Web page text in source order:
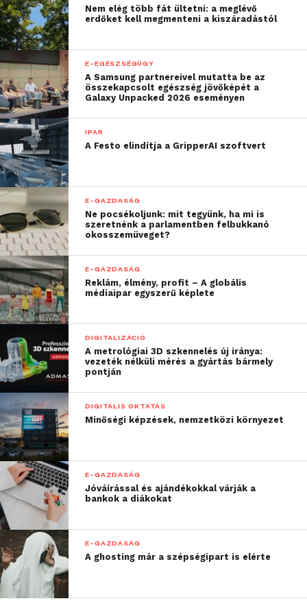
hőszivattyúkat, aminek köszönhetően pontos képet
lehet alkotni a helyi, kisfeszültségű hálózatról. A
Kraken ezeket az eszközöket összehangolja a
közüzemi méretű tárolókapacitásokkal, áramtermelő
berendezésekkel és ipari terheléssel, hogy lehetővé
tegye a fogyasztás valós időben történő átirányítását
és a hálózat egyensúlyban tartását.
„A Kraken számára
egyértelmű: az, hogy
milyen gyorsan leszünk
rugalmasak,
meghatározza, hogy
milyen gyorsan tudjuk
biztosítani az
energiaellátást. A
mesterséges intelligencia
nem csupán a keresletet
növeli – forradalmasítja
azt is, hogy mekkora
kapacitást tudunk
kihozni a már meglévő
hálózatból. Mi ezt a
képességet nagy
léptékben hasznosítjuk,
hogy felpörgessük a
hálózati csatlakozásokat
és bővítsük a
Nem elég több fát ültetni: a meglévő
erdőket kell megmenteni a kiszáradástól
E-EGÉSZSÉGÜGY
A Samsung partnereivel mutatta be az
összekapcsolt egészség jövőképét a
Galaxy Unpacked 2026 eseményen
IPAR
A Festo elindítja a GripperAI szoftvert
E-GAZDASÁG
Ne pocsékoljunk: mit tegyünk, ha mi is
szeretnénk a parlamentben felbukkanó
okosszemüveget?
E-GAZDASÁG
Reklám, élmény, profit – A globális
médiaipar egyszerű képlete
DIGITALIZÁCIÓ
A metrológiai 3D szkennelés új iránya:
vezeték nélküli mérés a gyártás bármely
pontján
DIGITÁLIS OKTATÁS
Minőségi képzések, nemzetközi környezet
E-GAZDASÁG
Jóváírással és ajándékokkal várják a
bankok a diákokat
E-GAZDASÁG
A ghosting már a szépségipart is elérte